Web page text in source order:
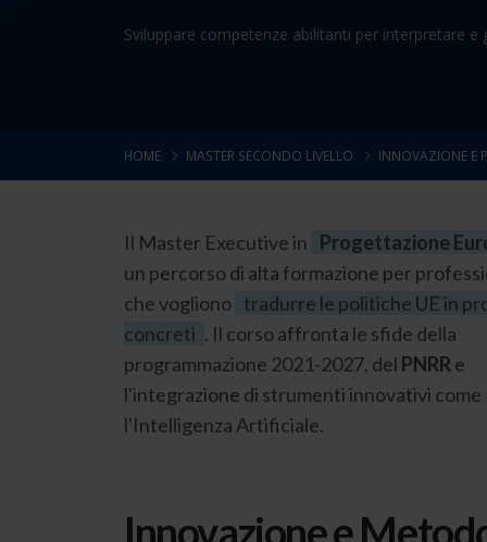
Sviluppare competenze abilitanti per interpretare e
HOME MASTER SECONDO LIVELLO INNOVAZIONE E
Il Master Executive in Progettazione
un percorso di alta formazione per
che vogliono tradurre le politiche UE in
concreti . Il corso affronta le sfide della
programmazione 2021-2027, del PNRR e
l'integrazione di strumenti innovativi come
l'Intelligenza Artificiale.
Innovazione e